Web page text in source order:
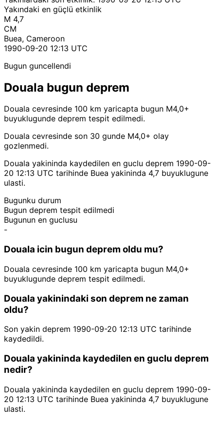
Yakındaki en güçlü etkinlik
M 4,7
CM
Buea, Cameroon
1990-09-20 12:13 UTC
Bugun guncellendi
Douala bugun deprem
Douala cevresinde 100 km yaricapta bugun M4,0+
buyuklugunde deprem tespit edilmedi.
Douala cevresinde son 30 gunde M4,0+ olay
gozlenmedi.
Douala yakininda kaydedilen en guclu deprem 1990-09-
20 12:13 UTC tarihinde Buea yakininda 4,7 buyuklugune
ulasti.
Bugunku durum
Bugun deprem tespit edilmedi
Bugunun en guclusu
-
Douala icin bugun deprem oldu mu?
Douala cevresinde 100 km yaricapta bugun M4,0+
buyuklugunde deprem tespit edilmedi.
Douala yakinindaki son deprem ne zaman
oldu?
Son yakin deprem 1990-09-20 12:13 UTC tarihinde
kaydedildi.
Douala yakininda kaydedilen en guclu deprem
nedir?
Douala yakininda kaydedilen en guclu deprem 1990-09-
20 12:13 UTC tarihinde Buea yakininda 4,7 buyuklugune
ulasti.